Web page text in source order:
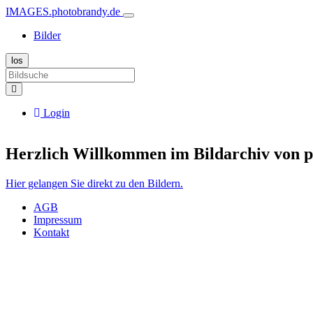
IMAGES.photobrandy.de
Bilder
Login
Herzlich Willkommen im Bildarchiv von
Hier gelangen Sie direkt zu den Bildern.
AGB
Impressum
Kontakt